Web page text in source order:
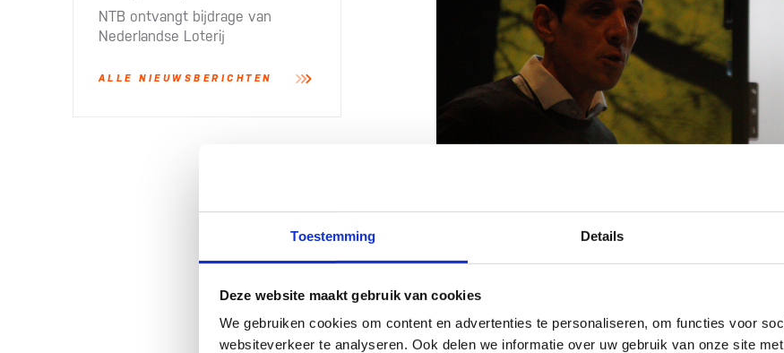
Toestemming Details
Deze website maakt gebruik van cookies
We gebruiken cookies om content en advertenties te personaliseren, om functies voor
websiteverkeer te analyseren. Ook delen we informatie over uw gebruik van onze site
NTB ontvangt bijdrage van
Nederlandse Loterij​
ALLE NIEUWSBERICHTEN
Zaterdag vond voor het eerst sinds Corona weer het
dag met veel interactie en een bevestiging dat fysiek
veel waardevolle input mogen ontvangen.